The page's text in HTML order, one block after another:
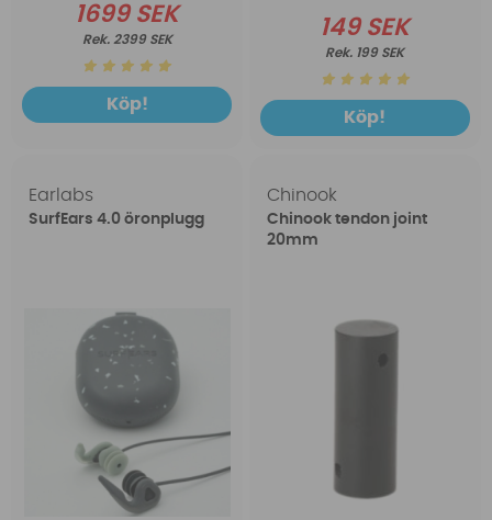
1699 SEK
2399 SEK
Köp!
149 SEK
199 SEK
Köp!
Earlabs
SurfEars 4.0 öronplugg
Chinook
Chinook tendon joint
20mm